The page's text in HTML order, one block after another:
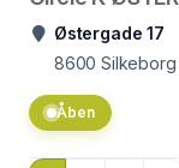
Østergade 17
8600 Silkeborg
Åben